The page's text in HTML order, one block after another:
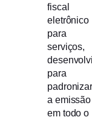
fiscal
eletrônico
para
serviços,
para
padronizar
a emissão
em todo o